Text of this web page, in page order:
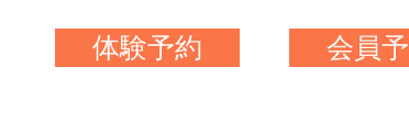
体験予約 会員